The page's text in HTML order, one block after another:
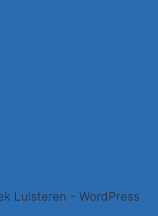
Luisteren - WordPress